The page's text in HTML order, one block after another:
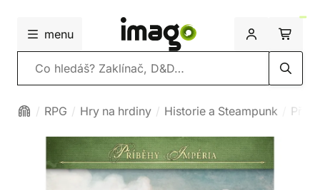
menu
Vyhledávání
RPG Hry na hrdiny Historie a Steampunk